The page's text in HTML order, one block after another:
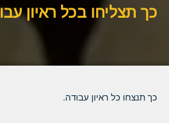
כך תצליחו בכל ראיון
כך תנצחו כל ראיון עבודה.